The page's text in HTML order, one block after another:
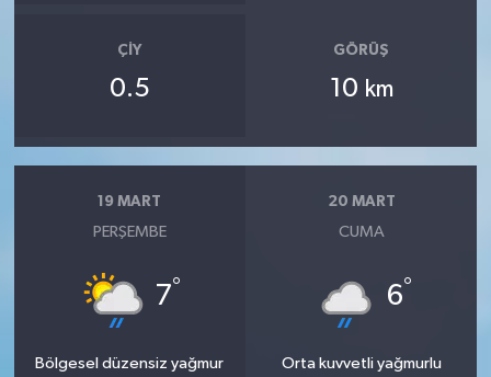
ÇIY
0.5
GÖRÜŞ
10 km
19 MART
PERŞEMBE
7°
Bölgesel düzensiz yağmur
20 MART
CUMA
6°
Orta kuvvetli yağmurlu